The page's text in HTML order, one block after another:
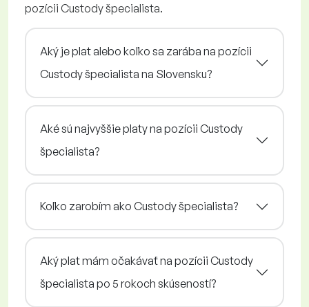
pozícii Custody špecialista.
Aký je plat alebo koľko sa zarába na pozícii
Custody špecialista na Slovensku?
Aké sú najvyššie platy na pozícii Custody
špecialista?
Koľko zarobím ako Custody špecialista?
Aký plat mám očakávať na pozícii Custody
špecialista po 5 rokoch skúseností?